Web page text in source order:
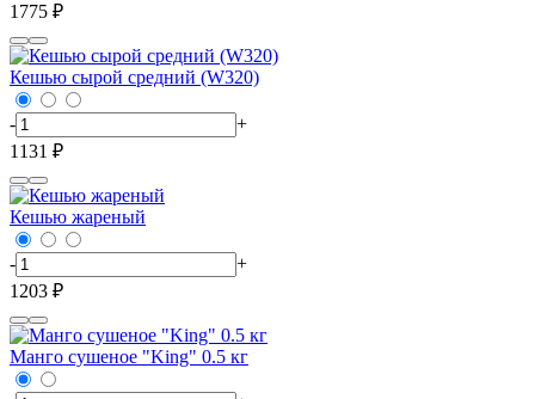
1775 ₽
Кешью сырой средний (W320)
-
+
1131 ₽
Кешью жареный
-
+
1203 ₽
Манго сушеное "King" 0.5 кг